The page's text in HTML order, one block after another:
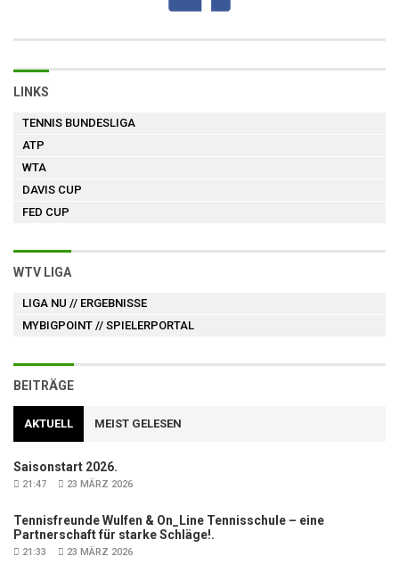
LINKS
TENNIS BUNDESLIGA
ATP
WTA
DAVIS CUP
FED CUP
WTV LIGA
LIGA NU // ERGEBNISSE
MYBIGPOINT // SPIELERPORTAL
BEITRÄGE
AKTUELL MEIST GELESEN
Saisonstart 2026.
21:47 23 MÄRZ 2026
Tennisfreunde Wulfen & On_Line Tennisschule – eine
Partnerschaft für starke Schläge!.
21:33 23 MÄRZ 2026